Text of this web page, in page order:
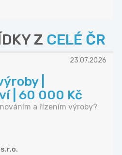
Z CELÉ ČR
23.07.2026
|
| 60 000 Kč
a řízením výroby?